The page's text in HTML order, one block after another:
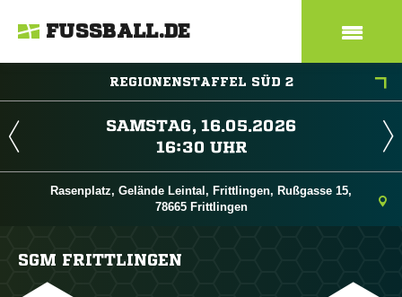
FUSSBALL.DE
REGIONENSTAFFEL SÜD 2
 
 
Rasenplatz, Gelände Leintal, Frittlingen, Rußgasse 15,
78665 Frittlingen
SGM FRITTLINGEN